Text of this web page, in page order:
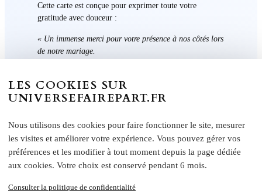
Cette carte est conçue pour exprimer toute votre
gratitude avec douceur :
« Un immense merci pour votre présence à nos côtés lors
de notre mariage.
Avec toute notre affection. »
permettant d’ajouter un message unique qui reflète vos
émotions et votre style.
Une papeterie coordonnée
LES COOKIES SUR
UNIVERSEFAIREPART.FR
Nous utilisons des cookies pour faire fonctionner le site, mesurer
les visites et améliorer votre expérience. Vous pouvez gérer vos
préférences et les modifier à tout moment depuis la page dédiée
aux cookies. Votre choix est conservé pendant 6 mois.
Consulter la politique de confidentialité